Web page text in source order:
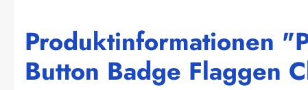
Produktinformationen
Button Badge Flaggen